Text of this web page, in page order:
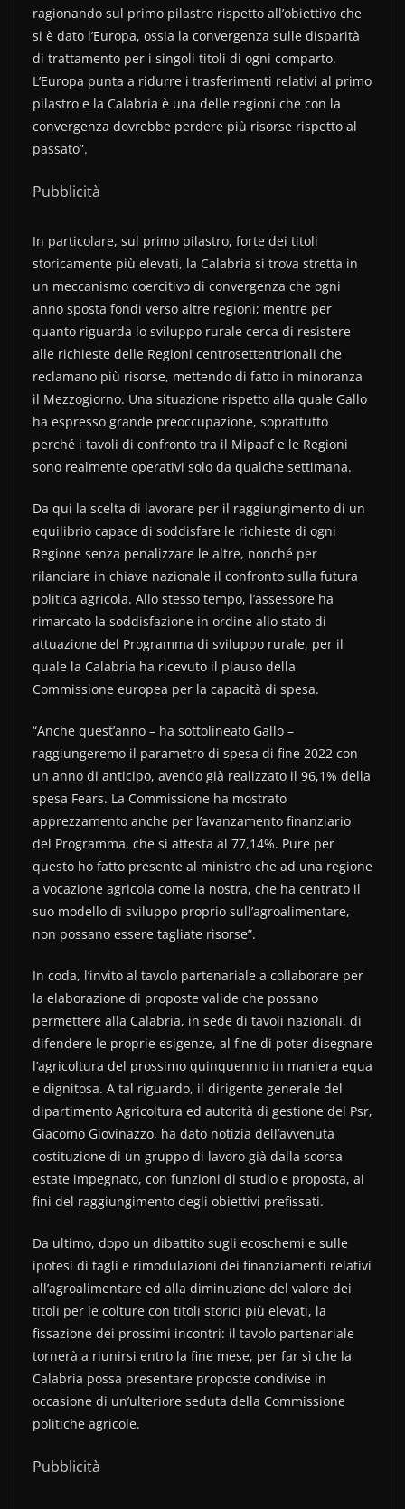
ragionando sul primo pilastro rispetto all’obiettivo che
si è dato l’Europa, ossia la convergenza sulle disparità
di trattamento per i singoli titoli di ogni comparto.
L’Europa punta a ridurre i trasferimenti relativi al primo
pilastro e la Calabria è una delle regioni che con la
convergenza dovrebbe perdere più risorse rispetto al
passato”.
Pubblicità
In particolare, sul primo pilastro, forte dei titoli
storicamente più elevati, la Calabria si trova stretta in
un meccanismo coercitivo di convergenza che ogni
anno sposta fondi verso altre regioni; mentre per
quanto riguarda lo sviluppo rurale cerca di resistere
alle richieste delle Regioni centrosettentrionali che
reclamano più risorse, mettendo di fatto in minoranza
il Mezzogiorno. Una situazione rispetto alla quale Gallo
ha espresso grande preoccupazione, soprattutto
perché i tavoli di confronto tra il Mipaaf e le Regioni
sono realmente operativi solo da qualche settimana.
Da qui la scelta di lavorare per il raggiungimento di un
equilibrio capace di soddisfare le richieste di ogni
Regione senza penalizzare le altre, nonché per
rilanciare in chiave nazionale il confronto sulla futura
politica agricola. Allo stesso tempo, l’assessore ha
rimarcato la soddisfazione in ordine allo stato di
attuazione del Programma di sviluppo rurale, per il
quale la Calabria ha ricevuto il plauso della
Commissione europea per la capacità di spesa.
“Anche quest’anno – ha sottolineato Gallo –
raggiungeremo il parametro di spesa di fine 2022 con
un anno di anticipo, avendo già realizzato il 96,1% della
spesa Fears. La Commissione ha mostrato
apprezzamento anche per l’avanzamento finanziario
del Programma, che si attesta al 77,14%. Pure per
questo ho fatto presente al ministro che ad una regione
a vocazione agricola come la nostra, che ha centrato il
suo modello di sviluppo proprio sull’agroalimentare,
non possano essere tagliate risorse”.
In coda, l’invito al tavolo partenariale a collaborare per
la elaborazione di proposte valide che possano
permettere alla Calabria, in sede di tavoli nazionali, di
difendere le proprie esigenze, al fine di poter disegnare
l’agricoltura del prossimo quinquennio in maniera equa
e dignitosa. A tal riguardo, il dirigente generale del
dipartimento Agricoltura ed autorità di gestione del Psr,
Giacomo Giovinazzo, ha dato notizia dell’avvenuta
costituzione di un gruppo di lavoro già dalla scorsa
estate impegnato, con funzioni di studio e proposta, ai
fini del raggiungimento degli obiettivi prefissati.
Da ultimo, dopo un dibattito sugli ecoschemi e sulle
ipotesi di tagli e rimodulazioni dei finanziamenti relativi
all’agroalimentare ed alla diminuzione del valore dei
titoli per le colture con titoli storici più elevati, la
fissazione dei prossimi incontri: il tavolo partenariale
tornerà a riunirsi entro la fine mese, per far sì che la
Calabria possa presentare proposte condivise in
occasione di un’ulteriore seduta della Commissione
politiche agricole.
Pubblicità